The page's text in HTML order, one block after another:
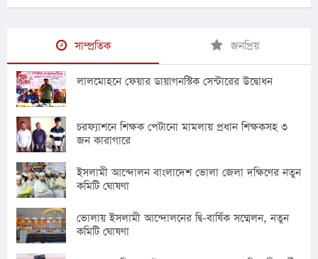
সাম্প্রতিক জনপ্রিয়
লালমোহনে ফেয়ার ডায়াগনস্টিক সেন্টারের উদ্বোধন
চরফ্যাশনে শিক্ষক পেটানো মামলায় প্রধান শিক্ষকসহ ৩
জন কারাগারে
ইসলামী আন্দোলন বাংলাদেশ ভোলা জেলা দক্ষিণের নতুন
কমিটি ঘোষণা
ভোলায় ইসলামী আন্দোলনের দ্বি-বার্ষিক সম্মেলন, নতুন
কমিটি ঘোষণা